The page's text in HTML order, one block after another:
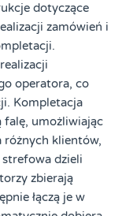
dotyczące
zamówień i
operatora, co
Kompletacja
falę, umożliwiając
różnych klientów,
dzieli
zbierają
łączą je w